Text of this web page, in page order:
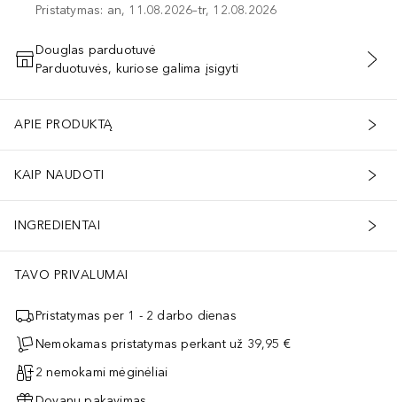
Pristatymas: an, 11.08.2026–tr, 12.08.2026
PRIDĖTI Į KREPŠELĮ
Douglas parduotuvė
Parduotuvės, kuriose galima įsigyti
APIE PRODUKTĄ
KAIP NAUDOTI
INGREDIENTAI
TAVO PRIVALUMAI
Pristatymas per 1 - 2 darbo dienas
Nemokamas pristatymas perkant už 39,95 €
2 nemokami mėginėliai